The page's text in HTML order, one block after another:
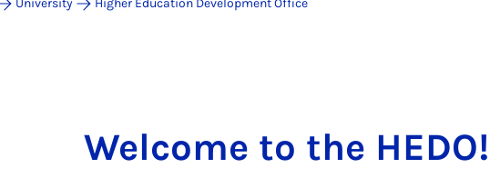
University Higher Education Development Office
Welcome to the HEDO!